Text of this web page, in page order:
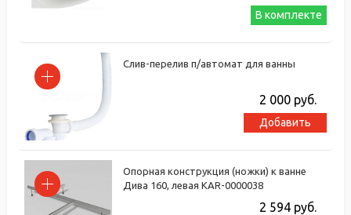
В комплекте
Слив-перелив п/автомат для ванны
2 000руб.
Добавить
Опорная конструкция (ножки) к ванне
Дива 160, левая KAR-0000038
2 594руб.